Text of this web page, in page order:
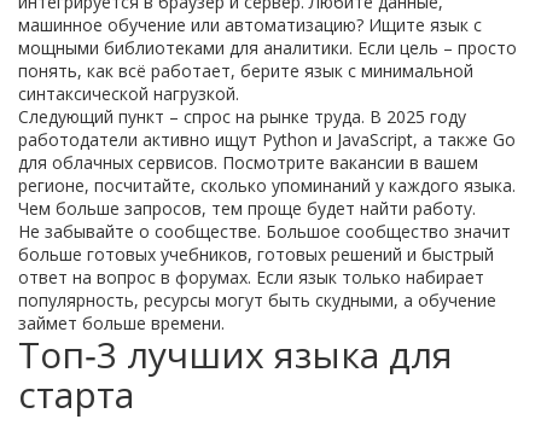
машинное обучение или автоматизацию? Ищите язык с
мощными библиотеками для аналитики. Если цель – просто
понять, как всё работает, берите язык с минимальной
синтаксической нагрузкой.
Следующий пункт – спрос на рынке труда. В 2025 году
работодатели активно ищут Python и JavaScript, а также Go
для облачных сервисов. Посмотрите вакансии в вашем
регионе, посчитайте, сколько упоминаний у каждого языка.
Чем больше запросов, тем проще будет найти работу.
Не забывайте о сообществе. Большое сообщество значит
больше готовых учебников, готовых решений и быстрый
ответ на вопрос в форумах. Если язык только набирает
популярность, ресурсы могут быть скудными, а обучение
займет больше времени.
Топ‑3 лучших языка для
старта